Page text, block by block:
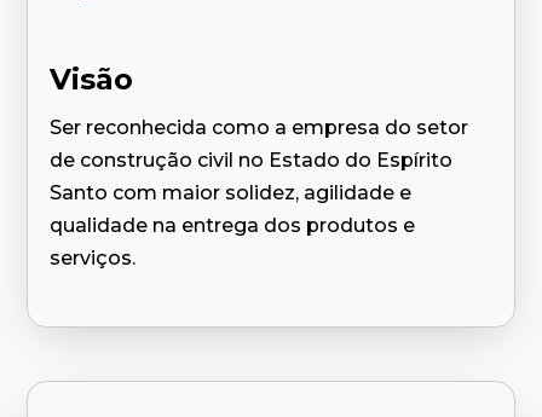
Visão
Ser reconhecida como a empresa do setor
de construção civil no Estado do Espírito
Santo com maior solidez, agilidade e
qualidade na entrega dos produtos e
serviços.